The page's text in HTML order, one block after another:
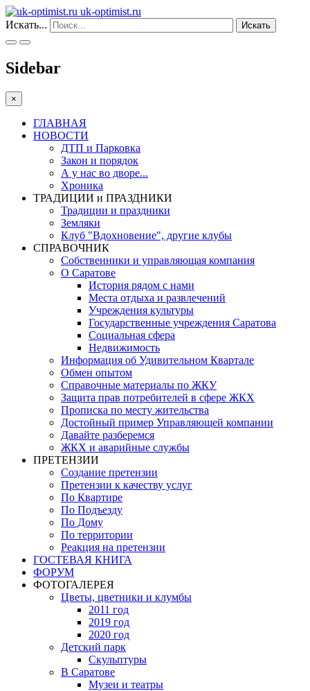
uk-optimist.ru
Искать...
Искать
Sidebar
×
ГЛАВНАЯ
НОВОСТИ
ДТП и Парковка
Закон и порядок
А у нас во дворе...
Хроника
ТРАДИЦИИ и ПРАЗДНИКИ
Традиции и праздники
Земляки
Клуб "Вдохновение", другие клубы
СПРАВОЧНИК
Собственники и управляющая компания
О Саратове
История рядом с нами
Места отдыха и развлечений
Учреждения культуры
Государственные учреждения Саратова
Социальная сфера
Недвижимость
Информация об Удивительном Квартале
Обмен опытом
Справочные материалы по ЖКУ
Защита прав потребителей в сфере ЖКХ
Прописка по месту жительства
Достойный пример Управляющей компании
Давайте разберемся
ЖКХ и аварийные службы
ПРЕТЕНЗИИ
Создание претензии
Претензии к качеству услуг
По Квартире
По Подъезду
По Дому
По территории
Реакция на претензии
ГОСТЕВАЯ КНИГА
ФОРУМ
ФОТОГАЛЕРЕЯ
Цветы, цветники и клумбы
2011 год
2019 год
2020 год
Детский парк
Скульптуры
В Саратове
Музеи и театры